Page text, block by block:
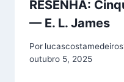
RESENHA:
— E. L. James
Por
outubro 5, 2025